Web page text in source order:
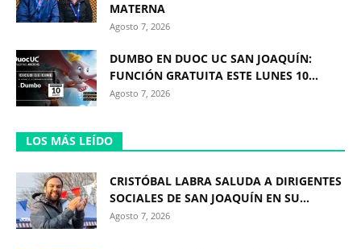
MATERNA
Agosto 7, 2026
DUMBO EN DUOC UC SAN JOAQUÍN:
FUNCIÓN GRATUITA ESTE LUNES 10...
Agosto 7, 2026
LOS MÁS LEÍDO
CRISTÓBAL LABRA SALUDA A DIRIGENTES
SOCIALES DE SAN JOAQUÍN EN SU...
Agosto 7, 2026